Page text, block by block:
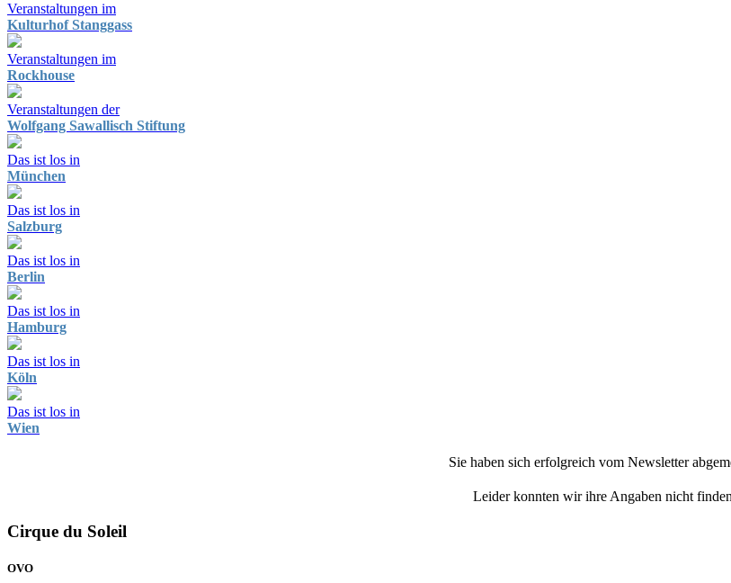
Veranstaltungen im
Kulturhof Stanggass
Veranstaltungen im
Rockhouse
Veranstaltungen der
Wolfgang Sawallisch Stiftung
Das ist los in
München
Das ist los in
Salzburg
Das ist los in
Berlin
Das ist los in
Hamburg
Das ist los in
Köln
Das ist los in
Wien
Sie haben sich erfolgreich vom Newsletter
Leider konnten wir ihre Angaben nicht
Cirque du Soleil
OVO